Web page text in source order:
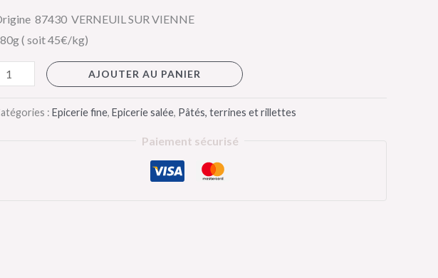
87430 VERNEUIL SUR VIENNE
( soit 45€/kg)
L'écusson
AJOUTER AU PANIER
: Epicerie fine, Epicerie salée, Pâtés, terrines et rillettes
Paiement sécurisé